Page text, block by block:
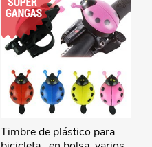
Timbre de plástico para